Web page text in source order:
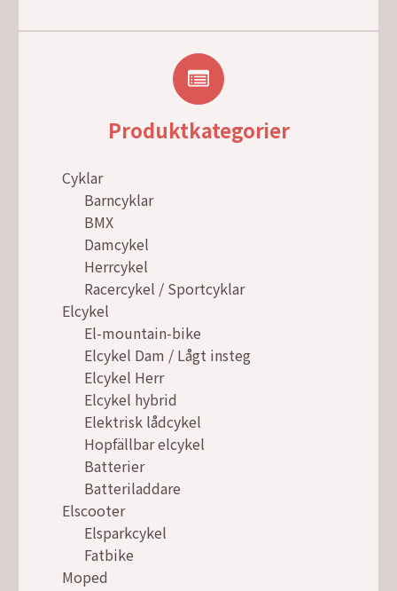
Produktkategorier
Cyklar
Barncyklar
BMX
Damcykel
Herrcykel
Racercykel / Sportcyklar
Elcykel
El-mountain-bike
Elcykel Dam / Lågt insteg
Elcykel Herr
Elcykel hybrid
Elektrisk lådcykel
Hopfällbar elcykel
Batterier
Batteriladdare
Elscooter
Elsparkcykel
Fatbike
Moped